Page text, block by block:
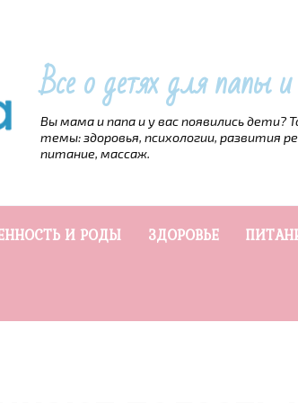
Все о детях для
Вы мама и папа и у вас появились
темы: здоровья, психологии, развития
питание, массаж.
И РОДЫ ЗДОРОВЬЕ